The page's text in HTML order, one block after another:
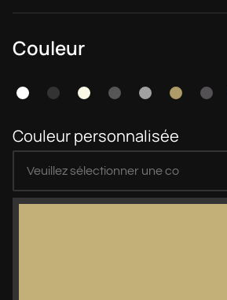
Couleur
Couleur personnalisée